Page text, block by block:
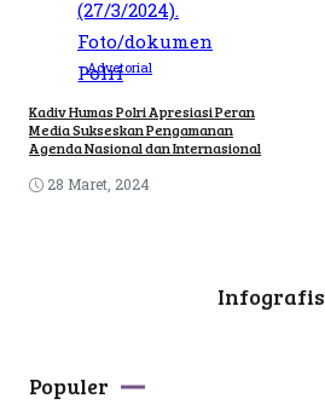
Advetorial
Kadiv Humas Polri Apresiasi Peran
Media Sukseskan Pengamanan
Agenda Nasional dan Internasional
28 Maret, 2024
Infografis
Populer